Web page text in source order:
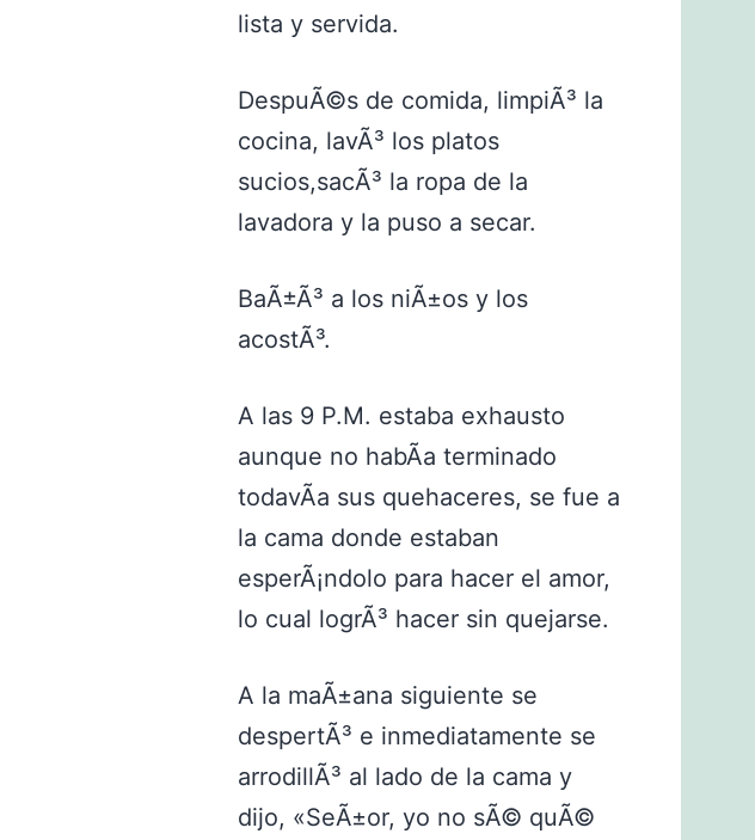
lista y servida.
DespuÃ©s de comida, limpiÃ³ la
cocina, lavÃ³ los platos
sucios,sacÃ³ la ropa de la
lavadora y la puso a secar.
BaÃ±Ã³ a los niÃ±os y los
acostÃ³.
A las 9 P.M. estaba exhausto
aunque no habÃ­a terminado
todavÃ­a sus quehaceres, se fue a
la cama donde estaban
esperÃ¡ndolo para hacer el amor,
lo cual logrÃ³ hacer sin quejarse.
A la maÃ±ana siguiente se
despertÃ³ e inmediatamente se
arrodillÃ³ al lado de la cama y
dijo, «SeÃ±or, yo no sÃ© quÃ©